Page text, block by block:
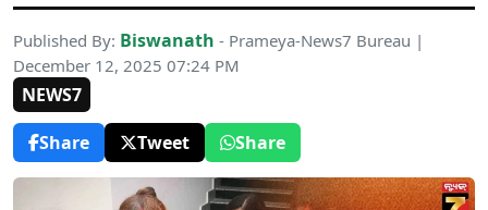
Published By: Biswanath - Prameya-News7 Bureau |
December 12, 2025 07:24 PM
NEWS7
Share
Tweet Share